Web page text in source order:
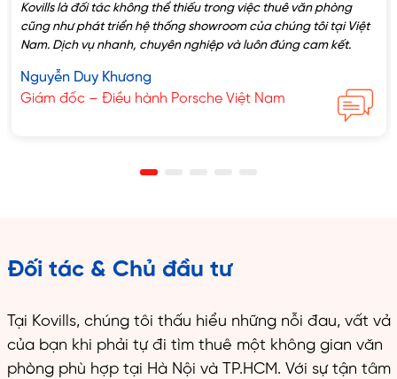
Kovills là đối tác không thể thiếu trong việc thuê văn phòng
cũng như phát triển hệ thống showroom của chúng tôi tại Việt
Nam. Dịch vụ nhanh, chuyên nghiệp và luôn đúng cam kết.
Nguyễn Duy Khương
Giám đốc – Điều hành Porsche Việt Nam
Đối tác & Chủ đầu tư
Tại Kovills, chúng tôi thấu hiểu những nỗi đau, vất vả
của bạn khi phải tự đi tìm thuê một không gian văn
phòng phù hợp tại Hà Nội và TP.HCM. Với sự tận tâm